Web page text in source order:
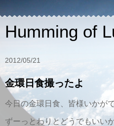
Humming of
2012/05/21
金環日食撮ったよ
今日の金環日食、皆様いかが
ずーっとわりとどうでもいい